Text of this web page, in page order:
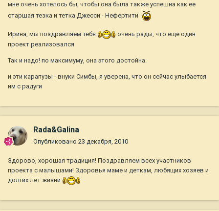
мне очень хотелось бы, чтобы она была также успешна как ее
старшая тезка и тетка Джесси - Нефертити
Ирина, мы поздравляем тебя
очень рады, что еще один
проект реализовался
Так и надо! по максимуму, она этого достойна.
и эти карапузы - внуки Симбы, я уверена, что он сейчас улыбается
им с радуги
Rada&Galina
Опубликовано 23 декабря, 2010
Здорово, хорошая традиция! Поздравляем всех участников
проекта с малышами! Здоровья маме и деткам, любящих хозяев и
долгих лет жизни